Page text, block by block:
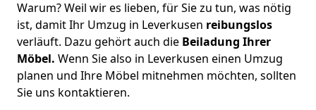
Warum? Weil wir es lieben, für Sie zu tun, was nötig
ist, damit Ihr Umzug in Leverkusen reibungslos
verläuft. Dazu gehört auch die Beiladung Ihrer
Möbel. Wenn Sie also in Leverkusen einen Umzug
planen und Ihre Möbel mitnehmen möchten, sollten
Sie uns kontaktieren.